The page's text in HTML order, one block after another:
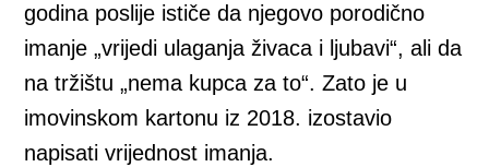
godina poslije ističe da njegovo porodično
imanje „vrijedi ulaganja živaca i ljubavi“, ali da
na tržištu „nema kupca za to“. Zato je u
imovinskom kartonu iz 2018. izostavio
napisati vrijednost imanja.